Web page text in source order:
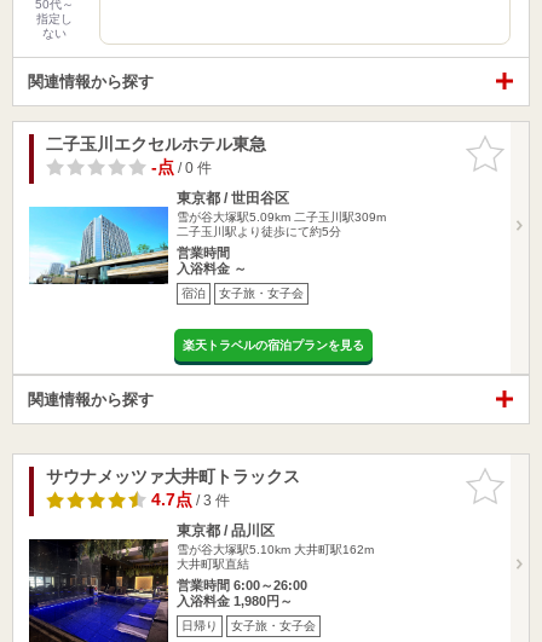
50代～
指定し
ない
関連情報から探す
お気に入
りに追加
二子玉川エクセルホテル東急
-点/ 0 件
東京都 / 世田谷区
雪が谷大塚駅5.09km 二子玉川駅309m
二子玉川駅より徒歩にて約5分
営業時間
入浴料金 ～
宿泊 女子旅・女子会
楽天トラベルの宿泊プランを見る
関連情報から探す
お気に入
りに追加
サウナメッツァ大井町トラックス
4.7点/ 3 件
東京都 / 品川区
雪が谷大塚駅5.10km 大井町駅162m
大井町駅直結
営業時間 6:00～26:00
入浴料金 1,980円～
日帰り 女子旅・女子会